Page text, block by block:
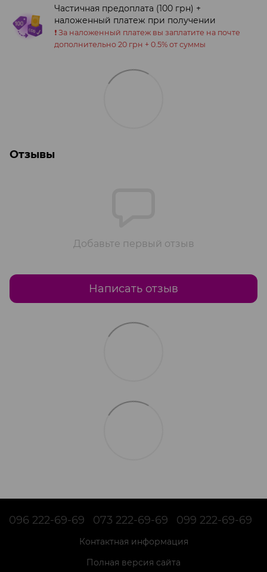
Частичная предоплата (100 грн) +
наложенный платеж при получении
❗️ За наложенный платеж вы заплатите на почте
дополнительно 20 грн + 0.5% от суммы
Отзывы
Добавьте первый отзыв
Написать отзыв
096 222-69-69 073 222-69-69 099 222-69-69
Контактная информация
Полная версия сайта